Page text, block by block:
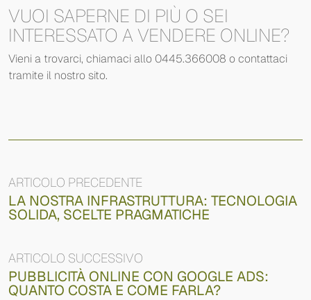
VUOI SAPERNE DI PIÙ O SEI
INTERESSATO A VENDERE ONLINE?
Vieni a trovarci, chiamaci allo 0445.366008 o contattaci
tramite il nostro sito.
ARTICOLO PRECEDENTE
LA NOSTRA INFRASTRUTTURA: TECNOLOGIA
SOLIDA, SCELTE PRAGMATICHE
ARTICOLO SUCCESSIVO
PUBBLICITÀ ONLINE CON GOOGLE ADS:
QUANTO COSTA E COME FARLA?